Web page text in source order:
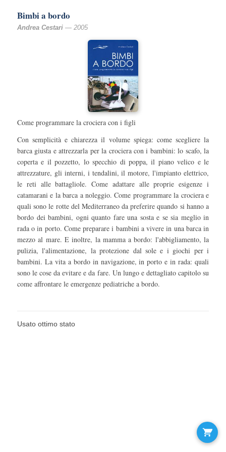
Bimbi a bordo
Andrea Cestari — 2005
Come programmare la crociera con i figli
Con semplicità e chiarezza il volume spiega: come scegliere la
barca giusta e attrezzarla per la crociera con i bambini: lo scafo, la
coperta e il pozzetto, lo specchio di poppa, il piano velico e le
attrezzature, gli interni, i tendalini, il motore, l'impianto elettrico,
le reti alle battagliole. Come adattare alle proprie esigenze i
catamarani e la barca a noleggio. Come programmare la crociera e
quali sono le rotte del Mediterraneo da preferire quando si hanno a
bordo dei bambini, ogni quanto fare una sosta e se sia meglio in
rada o in porto. Come preparare i bambini a vivere in una barca in
mezzo al mare. E inoltre, la mamma a bordo: l'abbigliamento, la
pulizia, l'alimentazione, la protezione dal sole e i giochi per i
bambini. La vita a bordo in navigazione, in porto e in rada: quali
sono le cose da evitare e da fare. Un lungo e dettagliato capitolo su
come affrontare le emergenze pediatriche a bordo.
Usato ottimo stato